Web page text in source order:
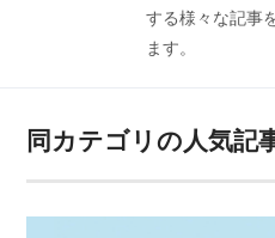
する様々な記事
ます。
同カテゴリの人気記